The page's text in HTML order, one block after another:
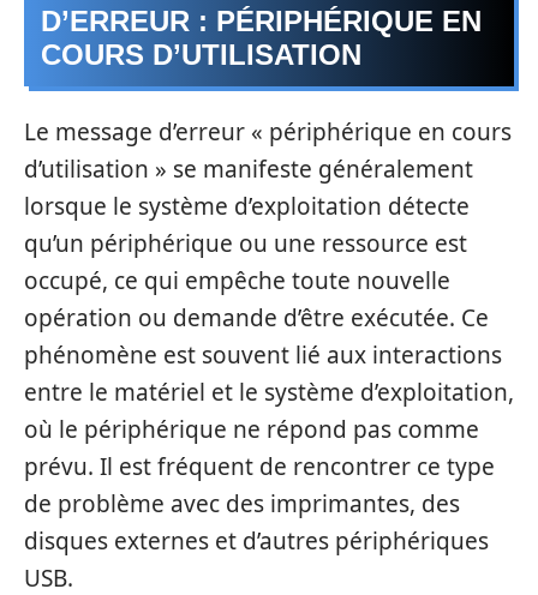
D’ERREUR : PÉRIPHÉRIQUE EN
COURS D’UTILISATION
Le message d’erreur « périphérique en cours
d’utilisation » se manifeste généralement
lorsque le système d’exploitation détecte
qu’un périphérique ou une ressource est
occupé, ce qui empêche toute nouvelle
opération ou demande d’être exécutée. Ce
phénomène est souvent lié aux interactions
entre le matériel et le système d’exploitation,
où le périphérique ne répond pas comme
prévu. Il est fréquent de rencontrer ce type
de problème avec des imprimantes, des
disques externes et d’autres périphériques
USB.